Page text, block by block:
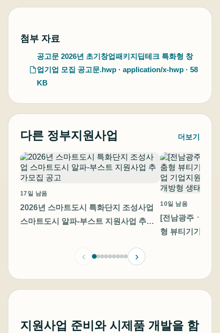
첨부 자료
공고문 2026년 초기창업패키지딥테크 특화형 창
업기업 모집 공고문.hwp · application/x-hwp · 58
KB
다른 정부지원사업 더보기
17일 남음
2026년 스마트도시 특화단지 조성사업
스마트도시 알파-부스트 지원사업 추가
10일 남음
[전남광주ㆍ충
형 뷰티기기 고
‹ ›
지원사업 준비와 시제품 개발을 함